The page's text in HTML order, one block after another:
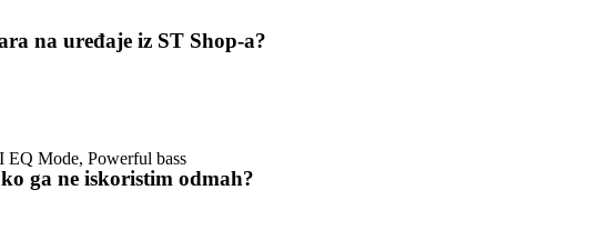
Mode, Powerful bass
na uređaje iz ST Shop-a?
ga ne iskoristim odmah?